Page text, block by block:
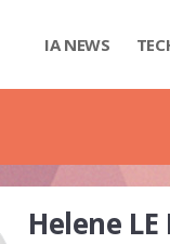
IA NEWS
Helene LE